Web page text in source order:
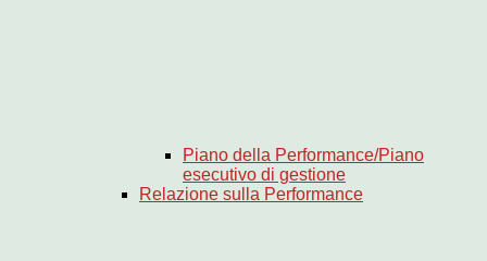
Piano della Performance/Piano
esecutivo di gestione
Relazione sulla Performance